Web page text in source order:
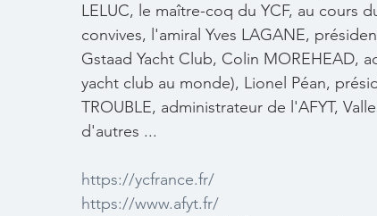
LELUC, le maître-coq du YCF, au cours
convives, l'amiral Yves LAGANE,
Gstaad Yacht Club, Colin MOREHEAD,
yacht club au monde), Lionel Péan,
TROUBLE, administrateur de l'AFYT,
d'autres ...
https://ycfrance.fr/
https://www.afyt.fr/